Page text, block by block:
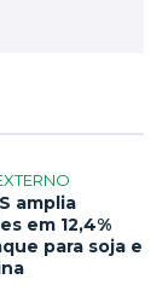
amplia
em 12,4%
para soja e